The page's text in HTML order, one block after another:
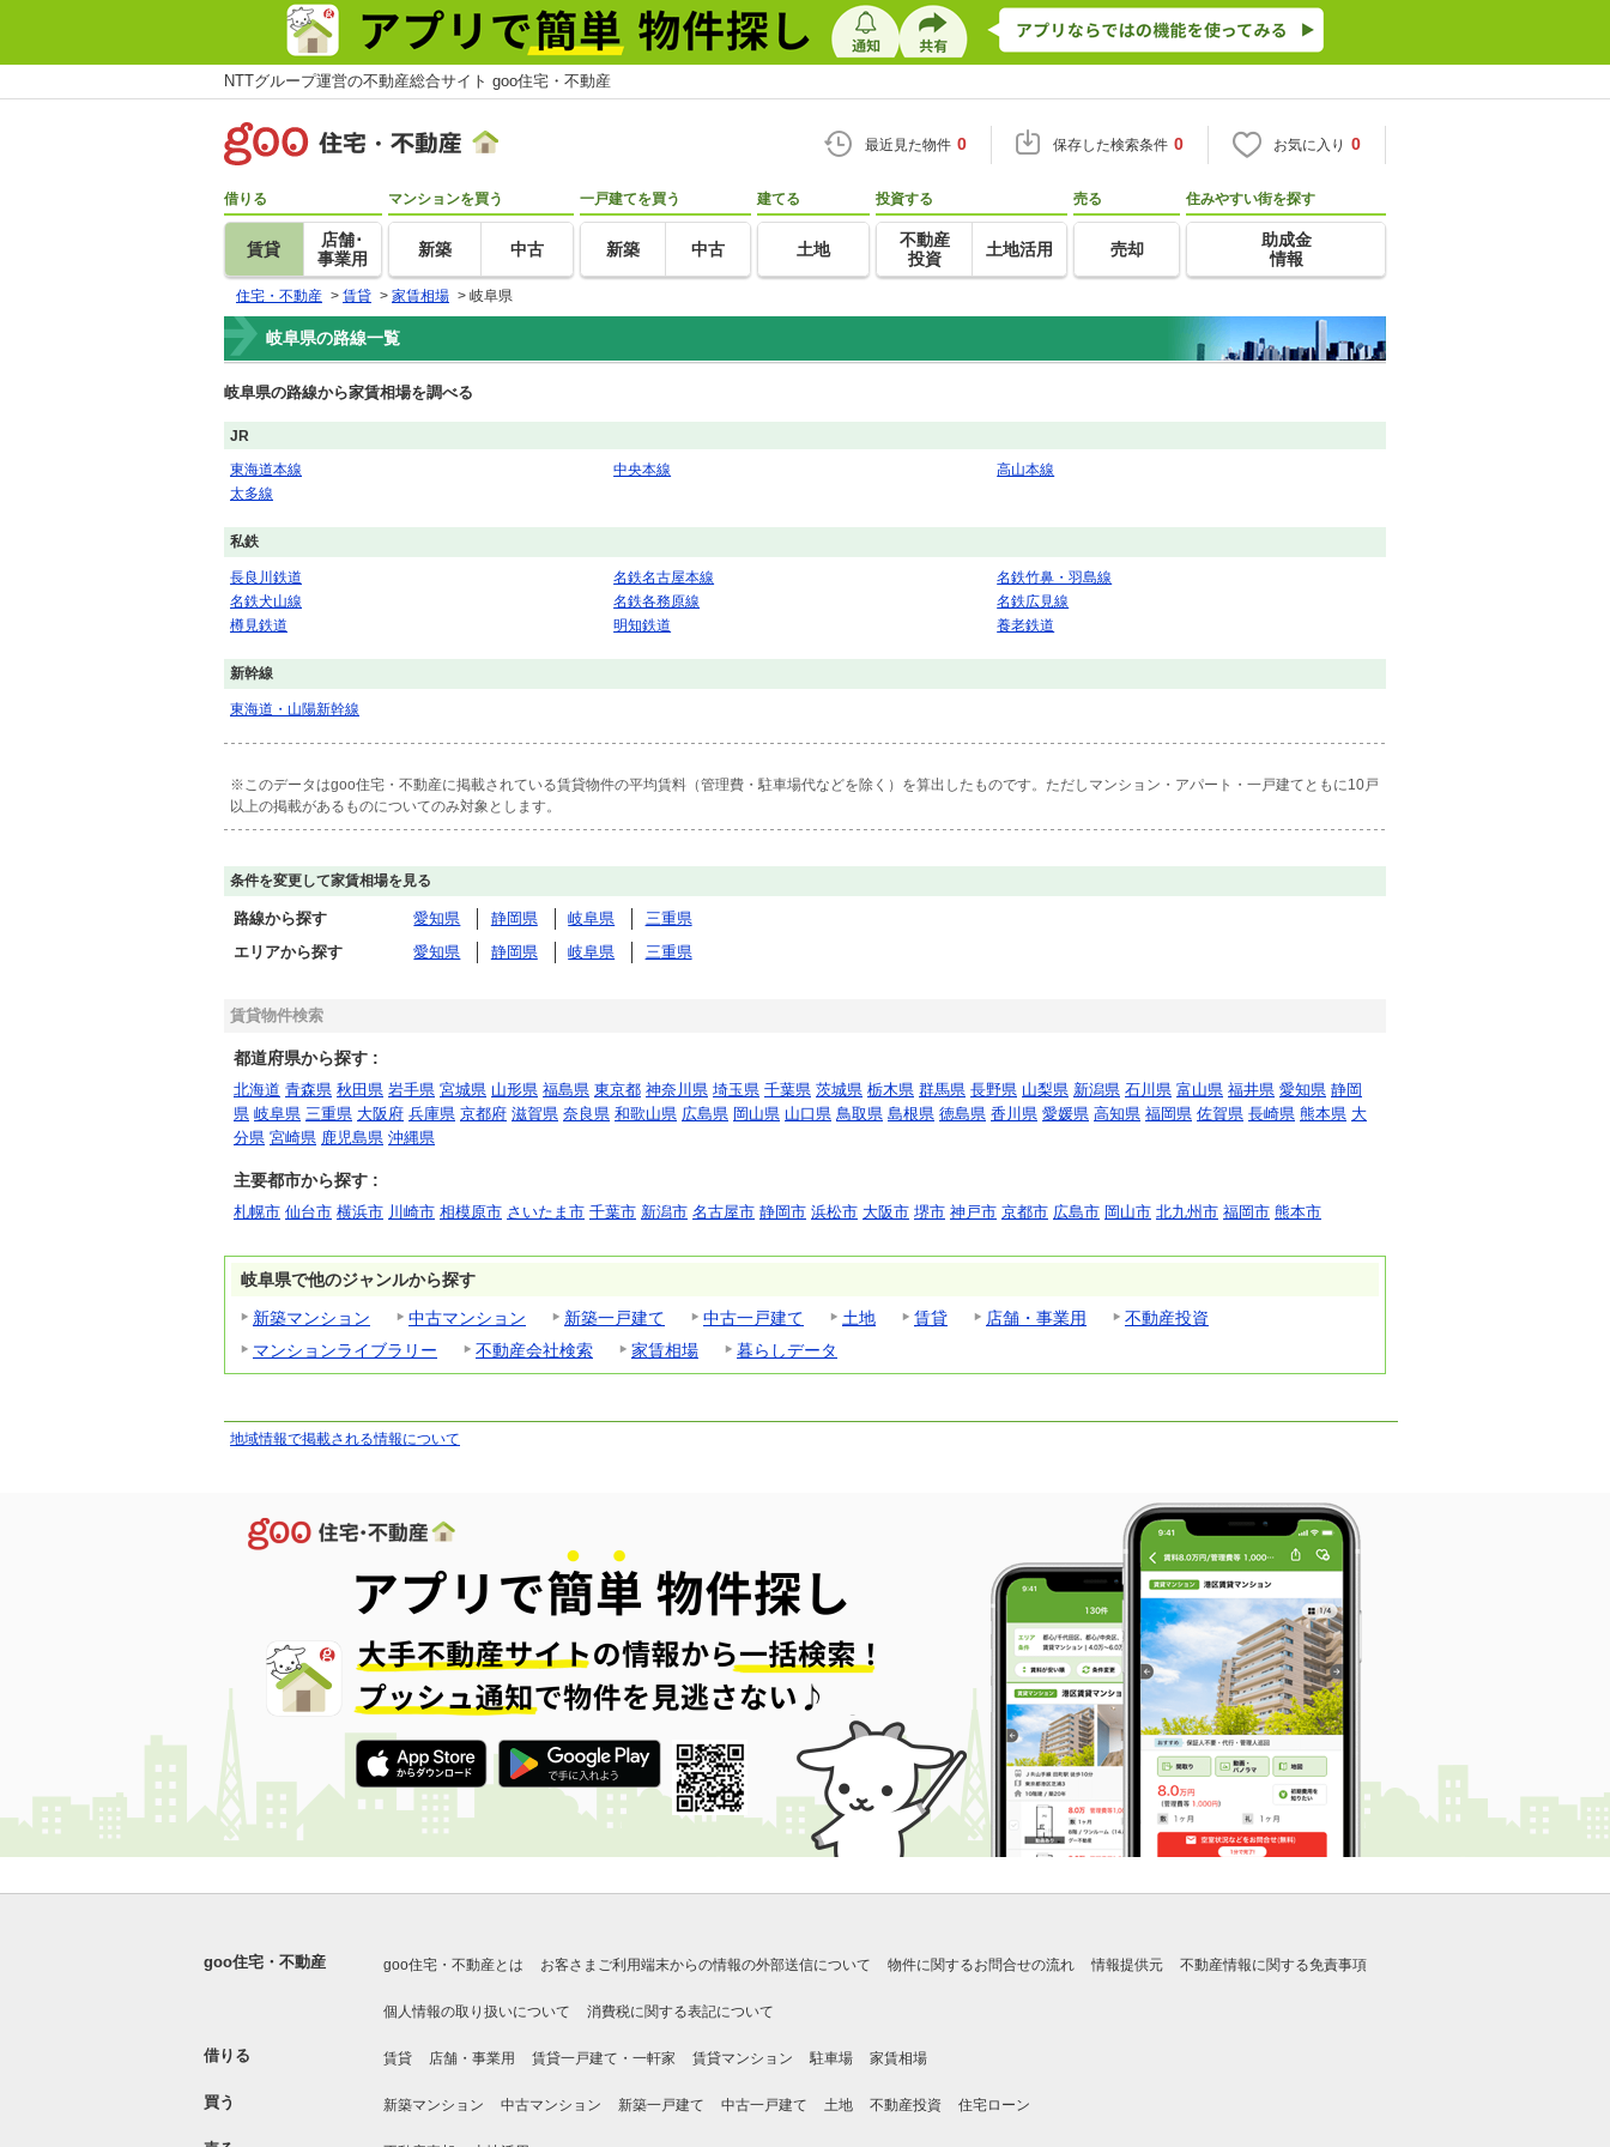
NTTグループ運営の不動産総合サイト goo住宅・不動産
最近見た物件 0 保存した検索条件 0 お気に入り 0
借りる
賃貸
店舗･
事業用
マンションを買う
新築 中古
一戸建てを買う
新築 中古
建てる
土地
投資する
不動産
投資
土地活用
売る
売却
住みやすい街を探す
助成金
情報
住宅・不動産 > 賃貸 > 家賃相場 > 岐阜県
岐阜県の路線一覧
岐阜県の路線から家賃相場を調べる
JR
東海道本線 中央本線
高山本線
太多線
私鉄
長良川鉄道 名鉄名古屋本線
名鉄竹鼻・羽島線
名鉄犬山線
名鉄各務原線
名鉄広見線
樽見鉄道
明知鉄道 養老鉄道
新幹線
東海道・山陽新幹線
※このデータはgoo住宅・不動産に掲載されている賃貸物件の平均賃料（管理費・駐車場代などを除く）を算出したものです。ただしマンション・アパート・一戸建てともに10戸
以上の掲載があるものについてのみ対象とします。
条件を変更して家賃相場を見る
路線から探す 愛知県 静岡県 岐阜県
三重県
エリアから探す
愛知県 静岡県 岐阜県 三重県
賃貸物件検索
都道府県から探す :
北海道 青森県 秋田県 岩手県 宮城県 山形県 福島県 東京都 神奈川県 埼玉県 千葉県 茨城県 栃木県 群馬県 長野県 山梨県 新潟県 石川県 富山県 福井県 愛知県 静岡
県 岐阜県 三重県 大阪府 兵庫県 京都府 滋賀県 奈良県 和歌山県 広島県 岡山県 山口県 鳥取県 島根県 徳島県 香川県 愛媛県 高知県 福岡県 佐賀県 長崎県 熊本県 大
分県 宮崎県 鹿児島県 沖縄県
主要都市から探す :
札幌市 仙台市 横浜市 川崎市 相模原市 さいたま市 千葉市 新潟市 名古屋市 静岡市 浜松市 大阪市 堺市 神戸市 京都市 広島市 岡山市 北九州市 福岡市 熊本市
岐阜県で他のジャンルから探す
新築マンション
中古マンション 新築一戸建て 中古一戸建て 土地 賃貸 店舗・事業用
不動産投資
マンションライブラリー
不動産会社検索 家賃相場 暮らしデータ
地域情報で掲載される情報について
goo住宅・不動産 goo住宅・不動産とは お客さまご利用端末からの情報の外部送信について 物件に関するお問合せの流れ 情報提供元 不動産情報に関する免責事項
個人情報の取り扱いについて 消費税に関する表記について
借りる 賃貸 店舗・事業用 賃貸一戸建て・一軒家 賃貸マンション 駐車場 家賃相場
買う 新築マンション 中古マンション 新築一戸建て 中古一戸建て 土地 不動産投資 住宅ローン